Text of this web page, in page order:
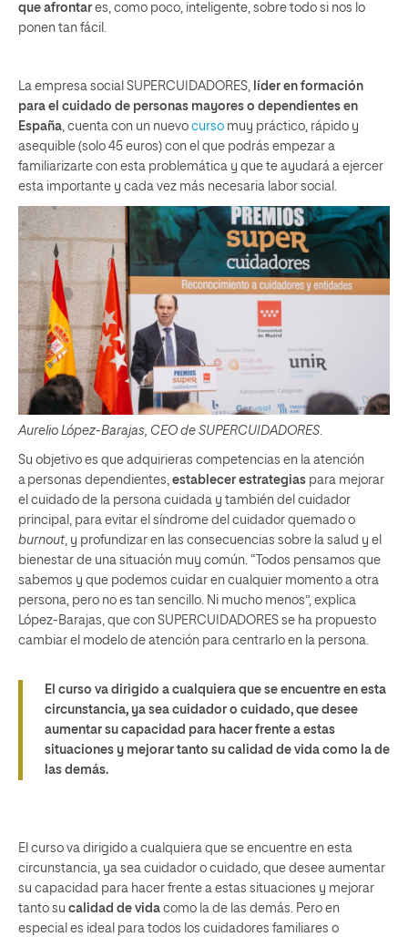
que afrontar es, como poco, inteligente, sobre todo si nos lo
ponen tan fácil.
La empresa social SUPERCUIDADORES,
líder en formación
para el cuidado de personas mayores o dependientes en
España , cuenta con un nuevo curso muy práctico, rápido y
asequible (solo 45 euros) con el que podrás empezar a
familiarizarte con esta problemática y que te ayudará a ejercer
esta importante y cada vez más necesaria labor social.
Aurelio López-Barajas, CEO de SUPERCUIDADORES.
Su objetivo es que adquirieras competencias en la atención
a personas dependientes, establecer estrategias para mejorar
el cuidado de la persona cuidada y también del cuidador
principal, para evitar el síndrome del cuidador quemado o
burnout, y profundizar en las consecuencias sobre la salud y el
bienestar de una situación muy común. “Todos pensamos que
sabemos y que podemos cuidar en cualquier momento a otra
persona, pero no es tan sencillo. Ni mucho menos”, explica
López-Barajas, que con SUPERCUIDADORES se ha propuesto
cambiar el modelo de atención para centrarlo en la persona.
El curso va dirigido a cualquiera que se encuentre en esta
circunstancia, ya sea cuidador o cuidado, que desee
aumentar su capacidad para hacer frente a estas
situaciones y mejorar tanto su calidad de vida como la de
las demás.
El curso va dirigido a cualquiera que se encuentre en esta
circunstancia, ya sea cuidador o cuidado, que desee aumentar
su capacidad para hacer frente a estas situaciones y mejorar
tanto su calidad de vida como la de las demás. Pero en
especial es ideal para todos los cuidadores familiares o